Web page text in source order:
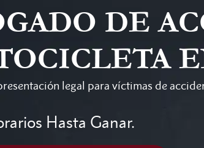
DE
legal para víctimas de
Hasta Ganar.